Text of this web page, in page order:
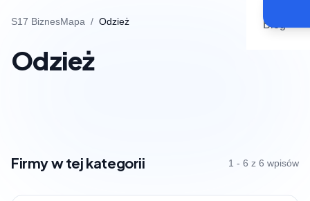
Blog
S17 BiznesMapa / Odzież
Odzież
Firmy w tej kategorii 1 - 6 z 6 wpisów